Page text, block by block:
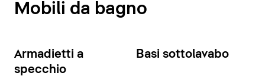
Mobili da bagno
Armadietti a
specchio
Basi sottolavabo